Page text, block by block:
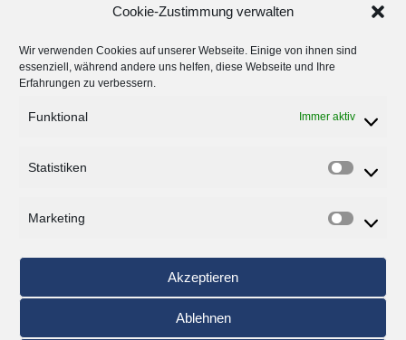
Cookie-Zustimmung verwalten
Wir verwenden Cookies auf unserer Webseite. Einige von ihnen sind
essenziell, während andere uns helfen, diese Webseite und Ihre
Erfahrungen zu verbessern.
Funktional Immer aktiv
Statistiken
Marketing
Akzeptieren
Ablehnen
Partner
Software
Tipps
Uncategorized